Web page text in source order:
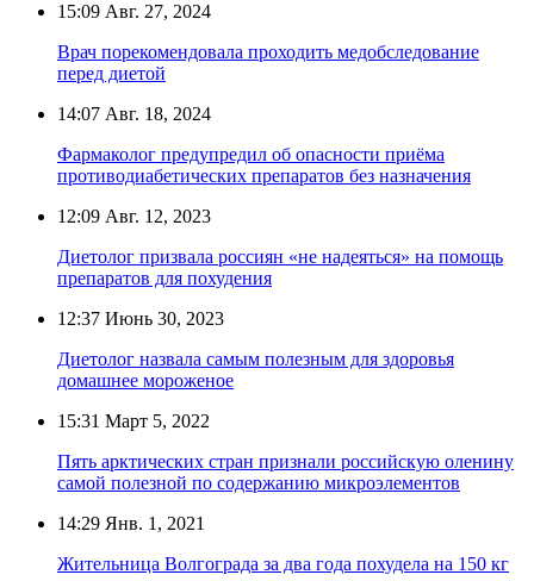
15:09 Авг. 27, 2024
Врач порекомендовала проходить медобследование
перед диетой
14:07 Авг. 18, 2024
Фармаколог предупредил об опасности приёма
противодиабетических препаратов без назначения
12:09 Авг. 12, 2023
Диетолог призвала россиян «не надеяться» на помощь
препаратов для похудения
12:37 Июнь 30, 2023
Диетолог назвала самым полезным для здоровья
домашнее мороженое
15:31 Март 5, 2022
Пять арктических стран признали российскую оленину
самой полезной по содержанию микроэлементов
14:29 Янв. 1, 2021
Жительница Волгограда за два года похудела на 150 кг